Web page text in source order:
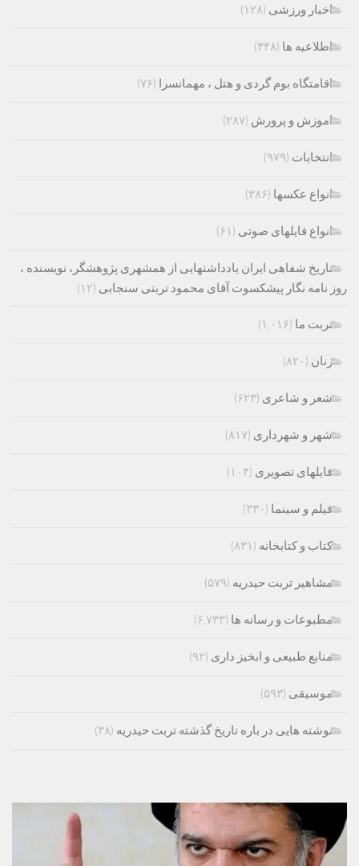
اخبار ورزشی (۱۲۸)
اطلاعیه ها (۳۴۸)
اقامتگاه بوم گردی و هتل ، مهمانسرا (۷۶)
اموزش و پرورش (۲۸۷)
انتخابات (۹۷۹)
انواع عکسها (۳۸۶)
انواع فایلهای صوتی (۶۱)
تاریخ شفاهی ایران یادداشتهایی از همشهری پژوهشگر، نویسنده ،
روز نامه نگار پیشکسوت آقای محمود تربتی سنجابی (۱۲)
تربت ما (۱,۰۱۶)
زنان (۸۲۰)
شعر و شاعری (۶۲۳)
شهر و شهرداری (۸۱۷)
فایلهای تصویری (۱۰۴)
فیلم و سینما (۳۳۰)
کتاب و کتابخانه (۸۳۱)
مشاهیر تربت حیدریه (۵۷۹)
مطبوعات و رسانه ها (۶,۷۳۳)
منابع طبیعی و ابخیز داری (۹۲)
موسیقی (۵۹۳)
نوشته هایی در باره تاریخ گذشته تربت حیدریه (۳۸)